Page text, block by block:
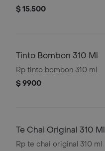
$ 15.500
Tinto Bombon 310 Ml
Rp tinto bombon 310 ml
$ 9900
Te Chai Original 310 Ml
Rp te chai original 310 ml